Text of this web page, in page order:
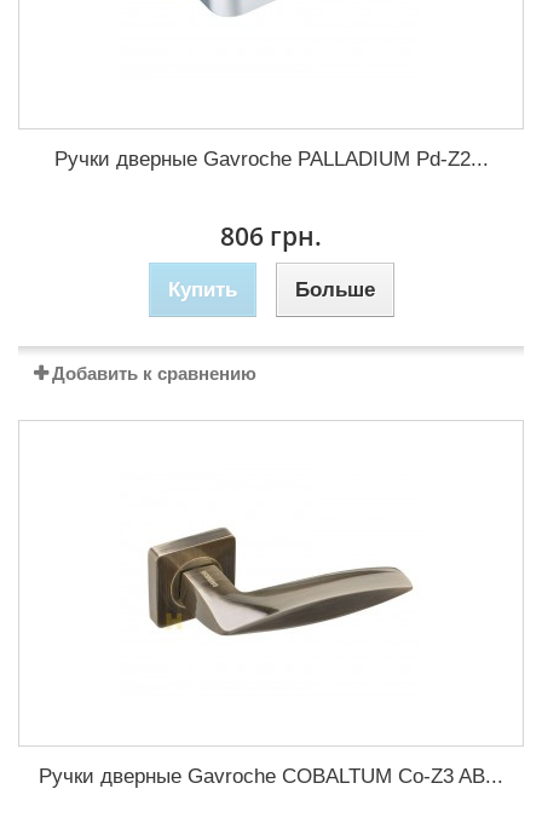
Ручки дверные Gavroche PALLADIUM Pd-Z2...
806 грн.
Купить Больше
Добавить к сравнению
Ручки дверные Gavroche COBALTUМ Co-Z3 AB...